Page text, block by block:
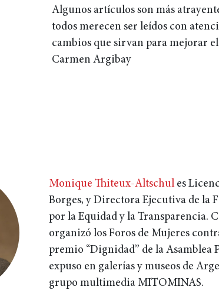
Algunos artículos son más
todos merecen ser leídos con
cambios que sirvan para mejorar
Carmen Argibay
Monique Thiteux-Altschules
Borges, y Directora Ejecutiva de la
por la Equidad y la Transparencia.
organizó los Foros de Mujeres
premio “Dignidad” de la Asamblea
expuso en galerías y museos de
grupo multimedia MITOMINAS.